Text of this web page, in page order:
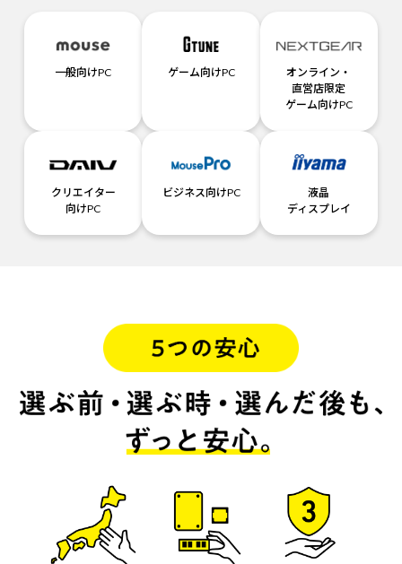
一般向けPC ゲーム向けPC
オンライン・
直営店限定
ゲーム向けPC
クリエイター
向けPC
ビジネス向けPC
液晶
ディスプレイ